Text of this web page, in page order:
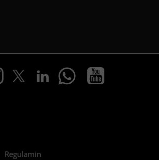
Regulamin